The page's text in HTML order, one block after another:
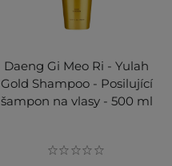
Daeng Gi Meo Ri - Yulah
Gold Shampoo - Posilující
šampon na vlasy - 500 ml